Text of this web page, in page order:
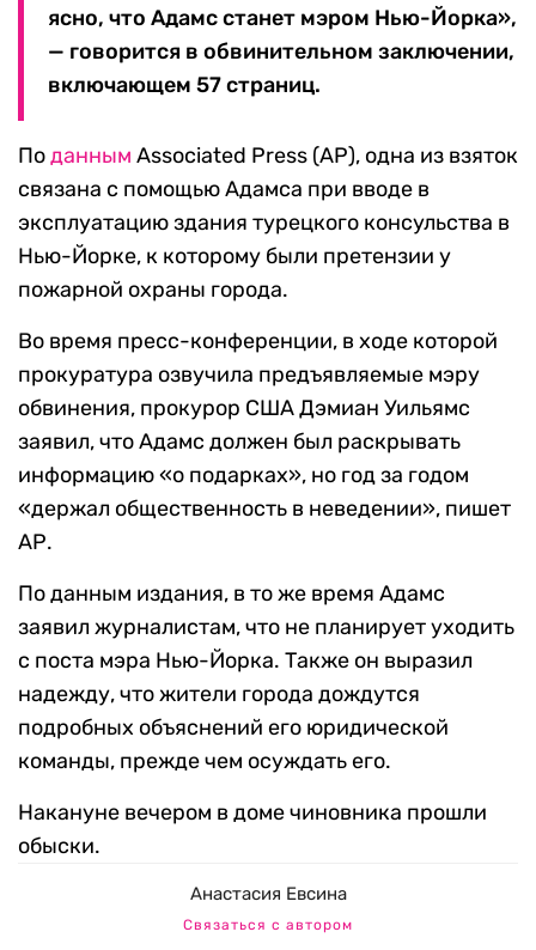
ясно, что Адамс станет мэром Нью-Йорка»,
— говорится в обвинительном заключении,
включающем 57 страниц.
Поданным Associated Press (AP), одна из взяток
связана с помощью Адамса при вводе в
эксплуатацию здания турецкого консульства в
Нью-Йорке, к которому были претензии у
пожарной охраны города.
Во время пресс-конференции, в ходе которой
прокуратура озвучила предъявляемые мэру
обвинения, прокурор США Дэмиан Уильямс
заявил, что Адамс должен был раскрывать
информацию «о подарках», но год за годом
«держал общественность в неведении», пишет
АР.
По данным издания, в то же время Адамс
заявил журналистам, что не планирует уходить
с поста мэра Нью-Йорка. Также он выразил
надежду, что жители города дождутся
подробных объяснений его юридической
команды, прежде чем осуждать его.
Накануне вечером в доме чиновника прошли
обыски.
Анастасия Евсина
Связаться с автором